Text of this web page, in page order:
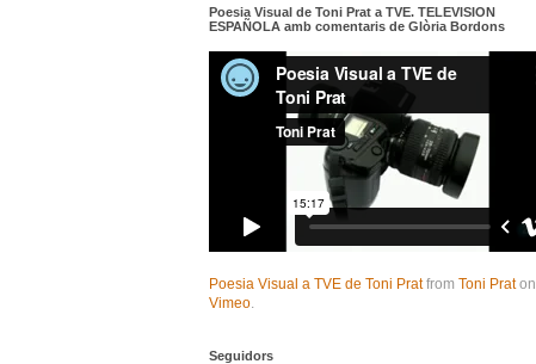
Poesia Visual de Toni Prat a TVE. TELEVISION
ESPAÑOLA amb comentaris de Glòria Bordons
Poesia Visual a TVE de Toni Pratfrom Toni Praton
Vimeo.
Seguidors